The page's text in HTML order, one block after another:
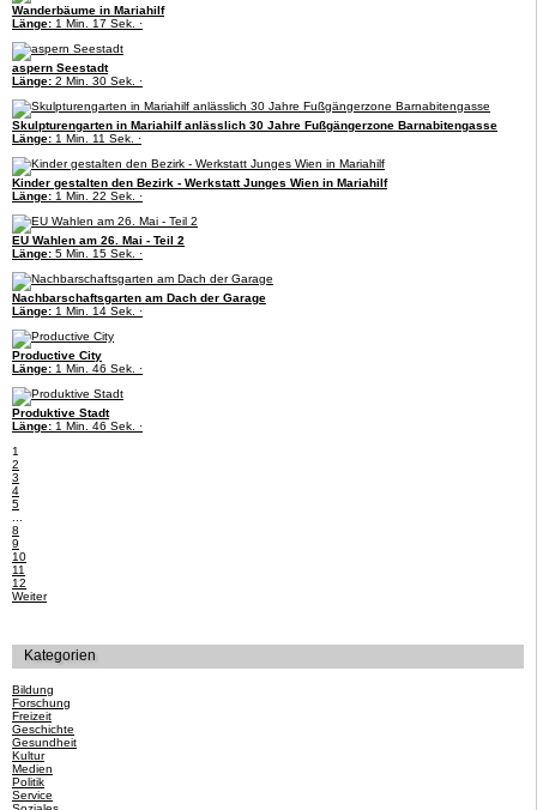
Wanderbäume in Mariahilf
Länge: 1 Min. 17 Sek. ·
aspern Seestadt
Länge: 2 Min. 30 Sek. ·
Skulpturengarten in Mariahilf anlässlich 30 Jahre Fußgängerzone Barnabitengasse
Länge: 1 Min. 11 Sek. ·
Kinder gestalten den Bezirk - Werkstatt Junges Wien in Mariahilf
Länge: 1 Min. 22 Sek. ·
EU Wahlen am 26. Mai - Teil 2
Länge: 5 Min. 15 Sek. ·
Nachbarschaftsgarten am Dach der Garage
Länge: 1 Min. 14 Sek. ·
Productive City
Länge: 1 Min. 46 Sek. ·
Produktive Stadt
Länge: 1 Min. 46 Sek. ·
1
2
3
4
5
8
9
10
11
12
Weiter
Kategorien
Bildung
Forschung
Freizeit
Geschichte
Gesundheit
Kultur
Medien
Politik
Service